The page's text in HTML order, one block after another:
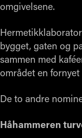
omgivelsene.
bygget, gaten og
sammen med
området en fornyet
De to andre
Håhammeren